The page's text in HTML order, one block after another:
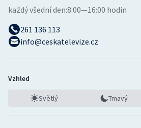
Volejbal
Ostatní
každý všední den:8:00—16:00 hodin
261 136 113
info@ceskatelevize.cz
Vzhled
Světlý Tmavý